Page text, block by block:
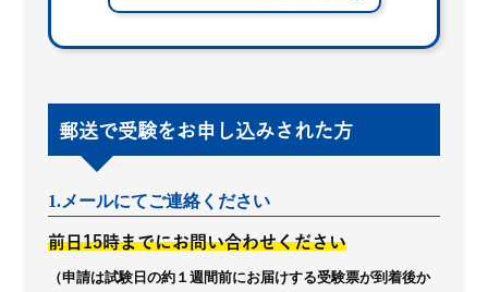
郵送で受験をお申し込みされた方
1.メールにてご連絡ください
前日15時までにお問い合わせください
（申請は試験日の約１週間前にお届けする受験票が到着後か